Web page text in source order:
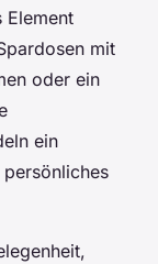
Element
mit
oder ein
ein